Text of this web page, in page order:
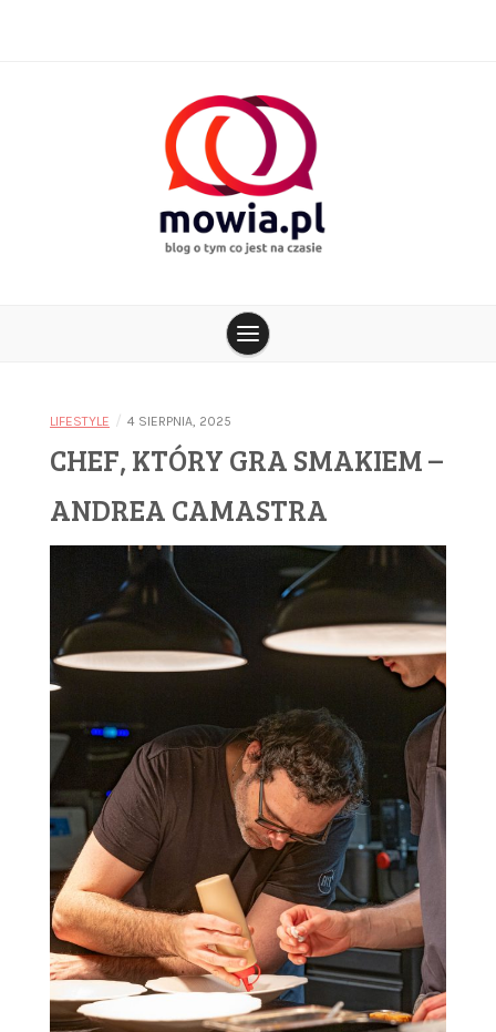
mowia.pl
LIFESTYLE / 4 SIERPNIA, 2025
CHEF, KTÓRY GRA SMAKIEM –
ANDREA CAMASTRA